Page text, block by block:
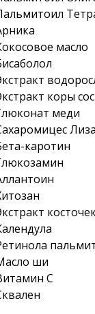
масло
коры
меди
каротин
ши
С